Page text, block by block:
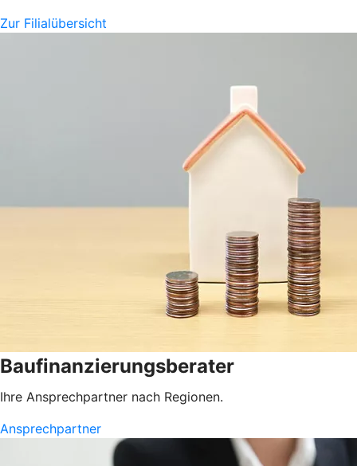
Zur Filialübersicht
Baufinanzierungsberater
Ihre Ansprechpartner nach Regionen.
Ansprechpartner